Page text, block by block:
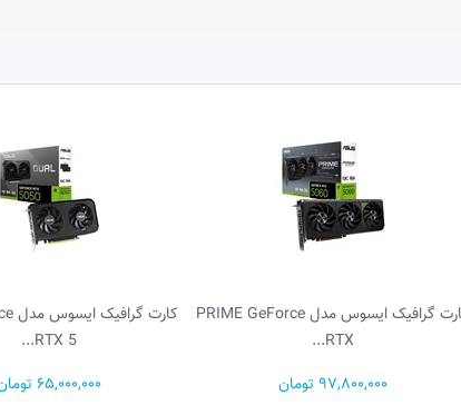
کارت گرافیک ایسوس مدل Dual GeForce
RTX 5...
65,000,000 تومان
RX 90...
187,000,000 تومان